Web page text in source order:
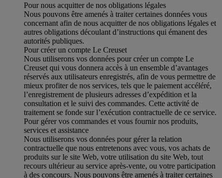
Pour nous acquitter de nos obligations légales
Nous pouvons être amenés à traiter certaines données vous
concernant afin de nous acquitter de nos obligations légales et
autres obligations découlant d’instructions qui émanent des
autorités publiques.
Pour créer un compte Le Creuset
Nous utiliserons vos données pour créer un compte Le
Creuset qui vous donnera accès à un ensemble d’avantages
réservés aux utilisateurs enregistrés, afin de vous permettre de
mieux profiter de nos services, tels que le paiement accéléré,
l’enregistrement de plusieurs adresses d’expédition et la
consultation et le suivi des commandes. Cette activité de
traitement se fonde sur l’exécution contractuelle de ce service.
Pour gérer vos commandes et vous fournir nos produits,
services et assistance
Nous utiliserons vos données pour gérer la relation
contractuelle que nous entretenons avec vous, vos achats de
produits sur le site Web, votre utilisation du site Web, tout
recours ultérieur au service après-vente, ou votre participation
à des concours. Nous pouvons être amenés à traiter certaines